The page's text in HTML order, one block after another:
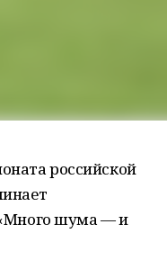
российской
шума — и